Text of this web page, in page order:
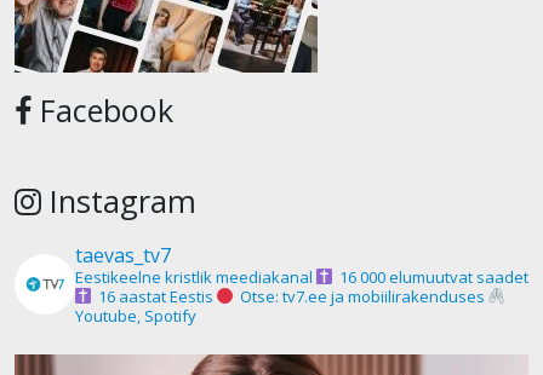
Facebook
Instagram
taevas_tv7
Eestikeelne kristlik meediakanal
16 000 elumuutvat saadet
16 aastat Eestis
Otse: tv7.ee ja mobiilirakenduses
Youtube, Spotify